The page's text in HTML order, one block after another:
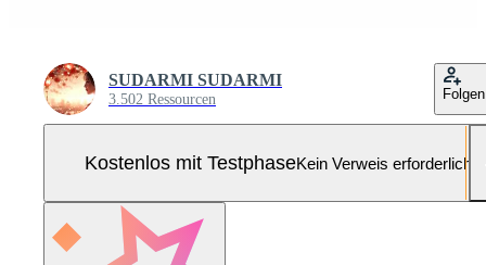
SUDARMI SUDARMI
3.502 Ressourcen Folgen
Kostenlos mit TestphaseKein Verweis erforderlich